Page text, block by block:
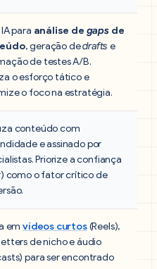
para análise de gapsde
, geração dedrafts e
de testes A/B.
o esforço tático e
o foco na estratégia.
conteúdo com
e assinado por
Priorize a confiança
) como o fator crítico de
emvídeos curtos(Reels),
de nicho e áudio
para ser encontrado